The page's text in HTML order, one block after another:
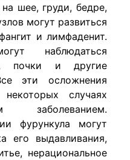
шее, груди, бедре,
могут развиться
и лимфаденит.
наблюдаться
почки и другие
эти осложнения
случаях
заболеванием.
фурункула могут
его выдавливания,
нерациональное